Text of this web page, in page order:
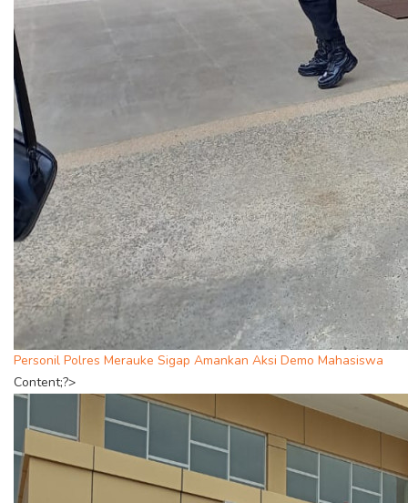
Personil Polres Merauke Sigap Amankan Aksi Demo Mahasiswa
Content;?>